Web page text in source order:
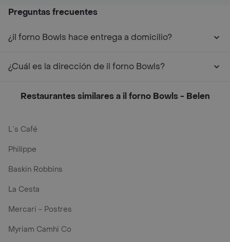
Preguntas frecuentes
¿il forno Bowls hace entrega a domicilio?
¿Cuál es la dirección de il forno Bowls?
Restaurantes similares a il forno Bowls - Belen
L´s Café
Philippe
Baskin Robbins
La Cesta
Mercari - Postres
Myriam Camhi Co